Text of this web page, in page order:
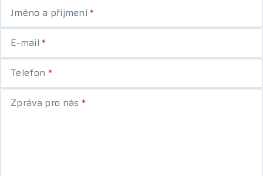
Jméno a příjmení*
E-mail*
Telefon *
Zpráva pro nás *